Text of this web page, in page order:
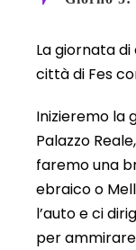
La giornata
città di Fes
Inizieremo la
Palazzo
faremo una
ebraico o
l’auto e ci
per